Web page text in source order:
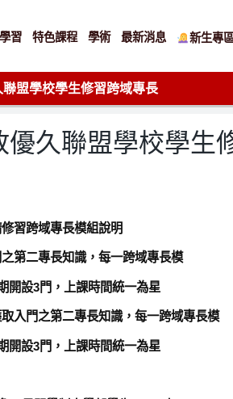
學習 特色課程 學術 最新消息 新生專
盟學校學生修習跨域專長
久聯盟學校學生
習跨域專長模組說明
第二專長知識，每一跨域專長模
開設3門，上課時間統一為星
入門之第二專長知識，每一跨域專長模
開設3門，上課時間統一為星